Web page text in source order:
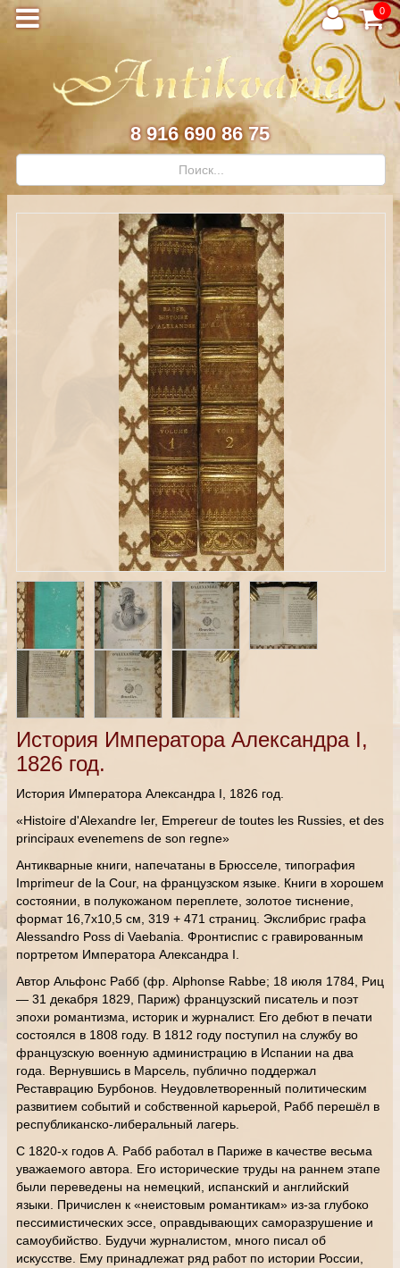
0
8 916 690 86 75
История Императора Александра I,
1826 год.
История Императора Александра I, 1826 год.
«Histoire d'Alexandre Ier, Empereur de toutes les Russies, et des
principaux evenemens de son regne»
Антикварные книги, напечатаны в Брюсселе, типография
Imprimeur de la Cour, на французском языке. Книги в хорошем
состоянии, в полукожаном переплете, золотое тиснение,
формат 16,7х10,5 см, 319 + 471 страниц. Экслибрис графа
Alessandro Poss di Vaebania. Фронтиспис с гравированным
портретом Императора Александра I.
Автор Альфонс Рабб (фр. Alphonse Rabbe; 18 июля 1784, Риц
— 31 декабря 1829, Париж) французский писатель и поэт
эпохи романтизма, историк и журналист. Его дебют в печати
состоялся в 1808 году. В 1812 году поступил на службу во
французскую военную администрацию в Испании на два
года. Вернувшись в Марсель, публично поддержал
Реставрацию Бурбонов. Неудовлетворенный политическим
развитием событий и собственной карьерой, Рабб перешёл в
республиканско-либеральный лагерь.
С 1820-х годов А. Рабб работал в Париже в качестве весьма
уважаемого автора. Его исторические труды на раннем этапе
были переведены на немецкий, испанский и английский
языки. Причислен к «неистовым романтикам» из-за глубоко
пессимистических эссе, оправдывающих саморазрушение и
самоубийство. Будучи журналистом, много писал об
искусстве. Ему принадлежат ряд работ по истории России,